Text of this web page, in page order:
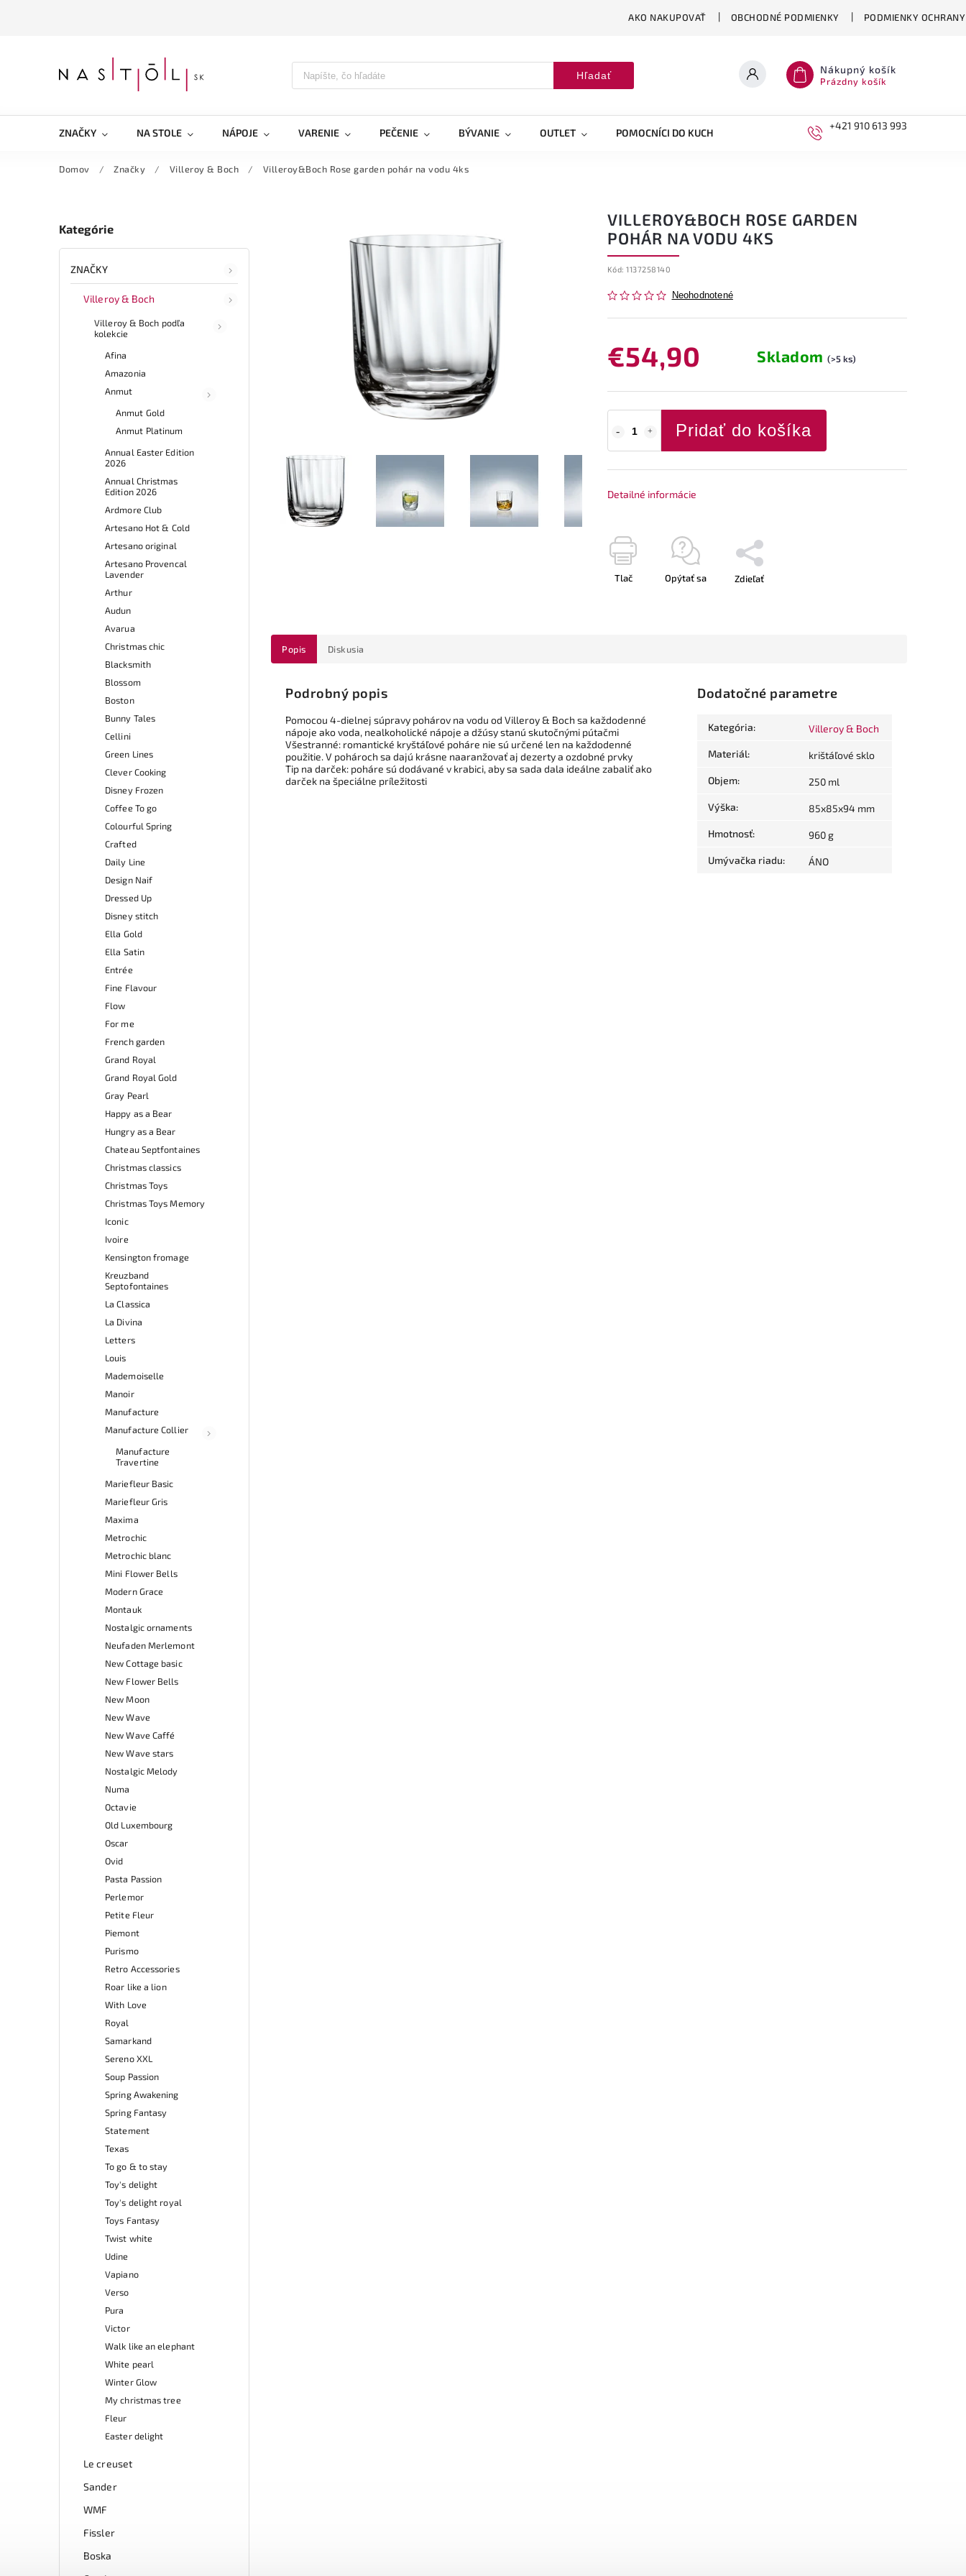
AKO NAKUPOVAŤ OBCHODNÉ PODMIENKY PODMIENKY
Hľadať Nákupný košík
Prázdny košík
ZNAČKY NA STOLE NÁPOJE VARENIE PEČENIE BÝVANIE OUTLET POMOCNÍCI DO KUCHYNE
+421 910 613 993
Domov / Značky / Villeroy & Boch / Villeroy&Boch Rose garden pohár na vodu 4ks
Kategórie
ZNAČKY
Villeroy & Boch
Villeroy & Boch podľa
kolekcie
Afina
Amazonia
Anmut
Anmut Gold
Anmut Platinum
Annual Easter Edition
2026
Annual Christmas
Edition 2026
Ardmore Club
Artesano Hot & Cold
Artesano original
Artesano Provencal
Lavender
Arthur
Audun
Avarua
Christmas chic
Blacksmith
Blossom
Boston
Bunny Tales
Cellini
Green Lines
Clever Cooking
Disney Frozen
Coffee To go
Colourful Spring
Crafted
Daily Line
Design Naif
Dressed Up
Disney stitch
Ella Gold
Ella Satin
Entrée
Fine Flavour
Flow
For me
French garden
Grand Royal
Grand Royal Gold
Gray Pearl
Happy as a Bear
Hungry as a Bear
Chateau Septfontaines
Christmas classics
Christmas Toys
Christmas Toys Memory
Iconic
Ivoire
Kensington fromage
Kreuzband
Septofontaines
La Classica
La Divina
Letters
Louis
Mademoiselle
Manoir
Manufacture
Manufacture Collier
Manufacture
Travertine
Mariefleur Basic
Mariefleur Gris
Maxima
Metrochic
Metrochic blanc
Mini Flower Bells
Modern Grace
Montauk
Nostalgic ornaments
Neufaden Merlemont
New Cottage basic
New Flower Bells
New Moon
New Wave
New Wave Caffé
New Wave stars
Nostalgic Melody
Numa
Octavie
Old Luxembourg
Oscar
Ovid
Pasta Passion
Perlemor
Petite Fleur
Piemont
Purismo
Retro Accessories
Roar like a lion
With Love
Royal
Samarkand
Sereno XXL
Soup Passion
Spring Awakening
Spring Fantasy
Statement
Texas
To go & to stay
Toy's delight
Toy's delight royal
Toys Fantasy
Twist white
Udine
Vapiano
Verso
Pura
Victor
Walk like an elephant
White pearl
Winter Glow
My christmas tree
Fleur
Easter delight
Le creuset
Sander
WMF
Fissler
Boska
VILLEROY&BOCH ROSE GARDEN
POHÁR NA VODU 4KS
Kód: 1137258140
Neohodnotené
€54,90 Skladom(>5 ks)
Pridať do košíka
Detailné informácie
Tlač Opýtať sa Zdieľať
Popis Diskusia
Podrobný popis
Pomocou 4-dielnej súpravy pohárov na vodu od Villeroy & Boch sa každodenné
nápoje ako voda, nealkoholické nápoje a džúsy stanú skutočnými pútačmi
Všestranné: romantické kryštáľové poháre nie sú určené len na každodenné
použitie. V pohároch sa dajú krásne naaranžovať aj dezerty a ozdobné prvky
Tip na darček: poháre sú dodávané v krabici, aby sa sada dala ideálne zabaliť ako
darček na špeciálne príležitosti
Dodatočné parametre
Kategória: Villeroy & Boch
Materiál: krištáľové sklo
Objem: 250 ml
Výška: 85x85x94 mm
Hmotnosť: 960 g
Umývačka riadu: ÁNO